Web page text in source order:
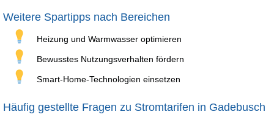
Weitere Spartipps nach Bereichen
Heizung und Warmwasser optimieren
Bewusstes Nutzungsverhalten fördern
Smart-Home-Technologien einsetzen
Häufig gestellte Fragen zu Stromtarifen in Gadebusch